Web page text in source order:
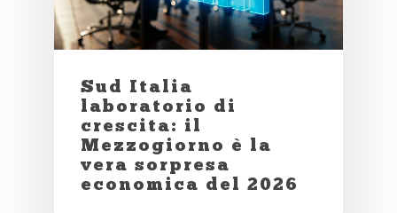
Sud Italia
laboratorio di
crescita: il
Mezzogiorno è la
vera sorpresa
economica del 2026